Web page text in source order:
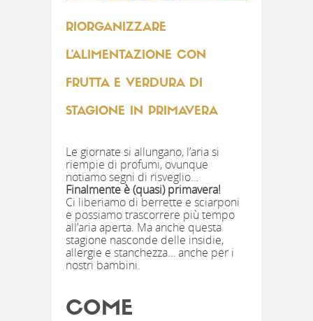
RIORGANIZZARE
L’ALIMENTAZIONE CON
FRUTTA E VERDURA DI
STAGIONE IN PRIMAVERA
Le giornate si allungano, l’aria si
riempie di profumi, ovunque
notiamo segni di risveglio…
Finalmente è (quasi) primavera!
Ci liberiamo di berrette e sciarponi
e possiamo trascorrere più tempo
all’aria aperta. Ma anche questa
stagione nasconde delle insidie,
allergie e stanchezza… anche per i
nostri bambini.
COME